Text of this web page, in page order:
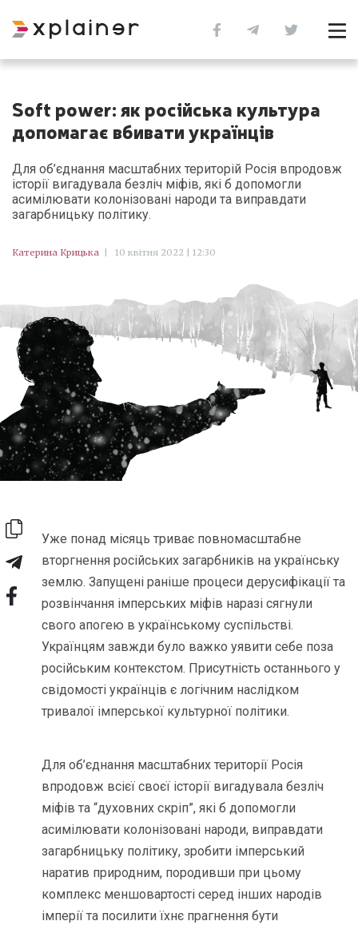
Soft power: як російська культура
допомагає вбивати українців
Для об’єднання масштабних територій Росія впродовж
історії вигадувала безліч міфів, які б допомогли
асимілювати колонізовані народи та виправдати
загарбницьку політику.
Катерина Крицька 10 квітня 2022 | 12:30
Уже понад місяць триває повномаcштабне
вторгнення російських загарбників на українську
землю. Запущені раніше процеси дерусифікації та
розвінчання імперських міфів наразі сягнули
свого апогею в українському суспільстві.
Українцям завжди було важко уявити себе поза
російським контекстом. Присутність останнього у
свідомості українців є логічним наслідком
тривалої імперської культурної політики.
Для об’єднання масштабних території Росія
впродовж всієї своєї історії вигадувала безліч
міфів та “духовних скріп”, які б допомогли
асимілювати колонізовані народи, виправдати
загарбницьку політику, зробити імперський
наратив природним, породивши при цьому
комплекс меншовартості серед інших народів
імперії та посилити їхнє прагнення бути